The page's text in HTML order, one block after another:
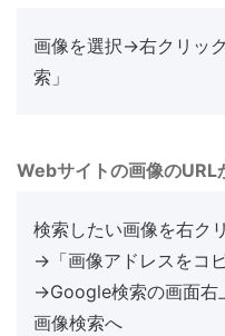
画像を選択→右クリッ
索」
Webサイトの画像のURL
検索したい画像を右ク
→「画像アドレスをコピ
→Google検索の画面右
画像検索へ